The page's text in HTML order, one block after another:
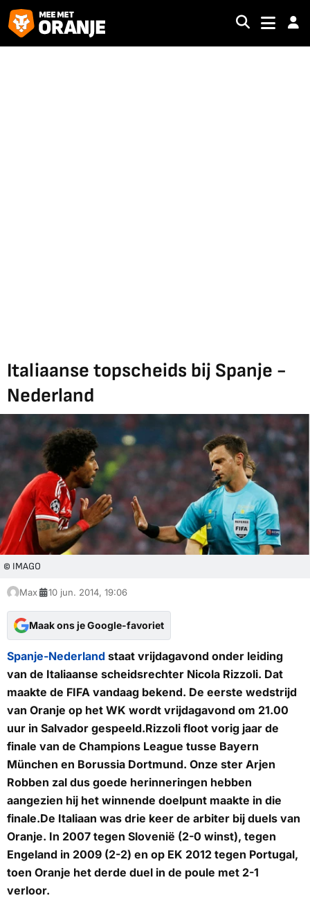
Italiaanse topscheids bij Spanje -
Nederland
© IMAGO
Max 10 jun. 2014, 19:06
Maak ons je Google-favoriet
Spanje-Nederland staat vrijdagavond onder leiding
van de Italiaanse scheidsrechter Nicola Rizzoli. Dat
maakte de FIFA vandaag bekend. De eerste wedstrijd
van Oranje op het WK wordt vrijdagavond om 21.00
uur in Salvador gespeeld.Rizzoli floot vorig jaar de
finale van de Champions League tusse Bayern
München en Borussia Dortmund. Onze ster Arjen
Robben zal dus goede herinneringen hebben
aangezien hij het winnende doelpunt maakte in die
finale.De Italiaan was drie keer de arbiter bij duels van
Oranje. In 2007 tegen Slovenië (2-0 winst), tegen
Engeland in 2009 (2-2) en op EK 2012 tegen Portugal,
toen Oranje het derde duel in de poule met 2-1
verloor.